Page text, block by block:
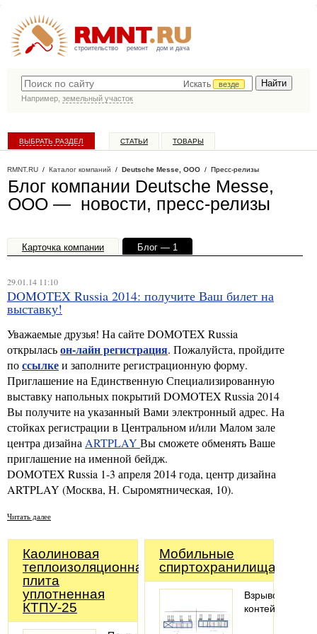
строительство ремонт дом и дача
Искать
везде
Например, земельный участок
ВЫБРАТЬ РАЗДЕЛ СТАТЬИ ТОВАРЫ
RMNT.RU / Каталог компаний / Deutsche Messe, OOO / Пресс-релизы
Блог компании Deutsche Messe,
OOO — новости, пресс-релизы
Карточка компании
Блог — 1
29.01.14 11:10
DOMOTEX Russia 2014: получите Ваш билет на
выставку!
Уважаемые друзья! На сайте DOMOTEX Russia
открыласьон-лайн регистрация. Пожалуйста, пройдите
поссылкеи заполните регистрационную форму.
Приглашение на Единственную Специализированную
выставку напольных покрытий DOMOTEX Russia 2014
Вы получите на указанный Вами электронный адрес. На
стойках регистрации в Центральном и/или Малом зале
центра дизайна ARTPLAY Вы сможете обменять Ваше
приглашение на именной бейдж.
DOMOTEX Russia 1-3 апреля 2014 года, центр дизайна
ARTPLAY (Москва, Н. Сыромятническая, 10).
Читать далее
Каолиновая
теплоизоляционная
плита
уплотненная
КТПУ-25
Мобильные
спиртохранилища
контейнеры